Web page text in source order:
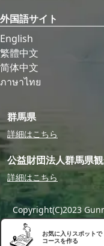
お気に入りスポットで
コースを作る
外国語サイト
English
繁體中文
简体中文
ภาษาไทย
群馬県
詳細はこちら
公益財団法人群馬県
詳細はこちら
Copyright(C)2023
Tourism,Local